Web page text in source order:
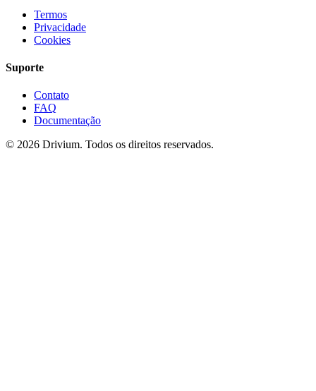
Termos
Privacidade
Cookies
Suporte
Contato
FAQ
Documentação
© 2026 Drivium. Todos os direitos reservados.